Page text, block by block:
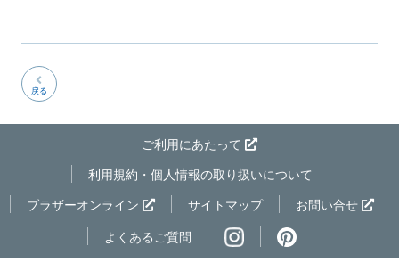
戻る
ご利用にあたって
利用規約・個人情報の取り扱いについて
ブラザーオンライン
サイトマップ お問い合せ
よくあるご質問
ページの先